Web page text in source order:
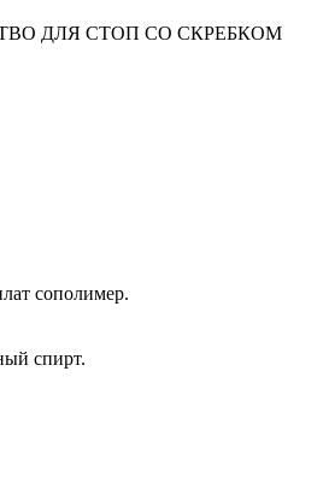
ДЛЯ СТОП СО СКРЕБКОМ
сополимер.
спирт.